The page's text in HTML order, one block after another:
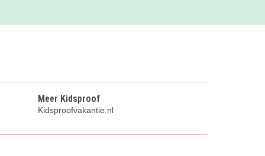
Meer Kidsproof
Kidsproofvakantie.nl